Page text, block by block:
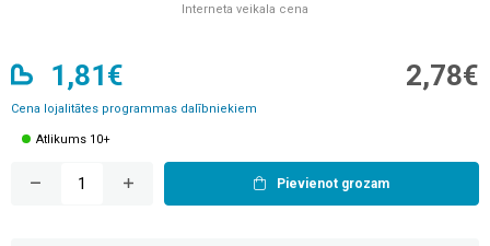
Interneta veikala cena
1,81€
Cena lojalitātes programmas dalībniekiem
2,78€
Atlikums 10+
Pievienot grozam